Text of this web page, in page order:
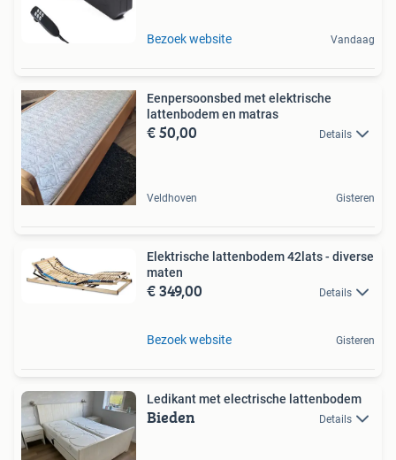
Bezoek website Vandaag
Eenpersoonsbed met elektrische
lattenbodem en matras
€ 50,00 Details
Veldhoven Gisteren
Elektrische lattenbodem 42lats - diverse
maten
€ 349,00 Details
Bezoek website Gisteren
Ledikant met electrische lattenbodem
Bieden Details